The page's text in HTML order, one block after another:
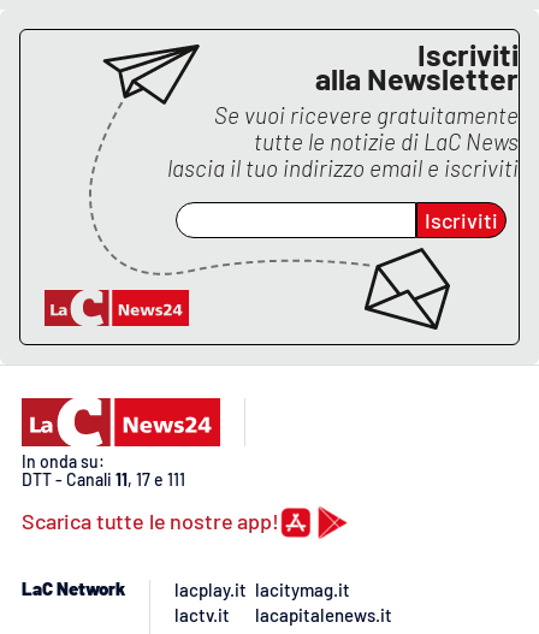
PROGETTI
SPECIALI
Buona Sanità Calabria
CALABRIAVISIONE
Destinazioni
Eventi
Food
Storie
LAC
NETWORK
Iscriviti
alla Newsletter
Se vuoi ricevere gratuitamente
tutte le notizie di LaC News
lascia il tuo indirizzo email e iscriviti
Iscriviti
In onda su:
DTT - Canali 11, 17 e 111
Scarica tutte le nostre app!
LaC Network
lacplay.it
lactv.it
lacitymag.it
lacapitalenews.it